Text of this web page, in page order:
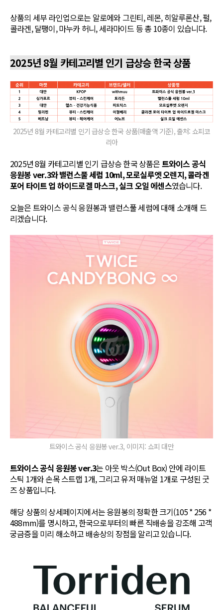
상품의 세부 라인업으로는 알로에와 그린티, 레몬, 히알루론산, 펄,
콜라겐, 달팽이, 마누카 허니, 세라마이드 등 총 10종이 있습니다.
2025년 8월 카테고리별 인기 급상승 한국 상품
2025년 8월 카테고리별 인기 급상승 한국 상품(매출액 기준), 출처: 쇼피코
리아
2025년 8월 카테고리별 인기 급상승 한국 상품은트와이스 공식
응원봉 ver.3와 밸런스풀 세럼 10ml, 모로실루엣 오렌지, 콜라겐
포어 타이트 업 하이드로겔 마스크, 실크 오일 에센스였습니다.
오늘은 트와이스 공식 응원봉과 밸런스풀 세럼에 대해 소개해 드
리겠습니다.
트와이스 공식 응원봉 ver.3, 이미지: 쇼피 대만
트와이스 공식 응원봉 ver.3는 아웃 박스(Out Box) 안에 라이트
스틱 1개와 손목 스트랩 1개, 그리고 유저 매뉴얼 1개로 구성된 굿
즈 상품입니다.
해당 상품의 상세페이지에서는 응원봉의 정확한 크기(105 * 256 *
488mm)를 명시하고, 한국으로부터의 빠른 직배송을 강조해 고객
궁금증을 미리 해소하고 배송상의 장점을 알리고 있습니다.